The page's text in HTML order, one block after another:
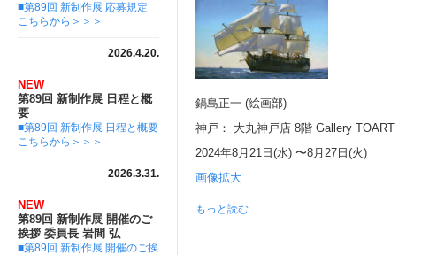
■第89回 新制作展 応募規定
こちらから＞＞＞
2026.4.20.
NEW
第89回 新制作展 日程と概
要
■第89回 新制作展 日程と概要
こちらから＞＞＞
2026.3.31.
NEW
第89回 新制作展 開催のご
挨拶 委員長 岩間 弘
■第89回 新制作展 開催のご挨
鍋島正一 (絵画部)
神戸： 大丸神戸店 8階 Gallery TOART
2024年8月21日(水) 〜8月27日(火)
画像拡大
もっと読む